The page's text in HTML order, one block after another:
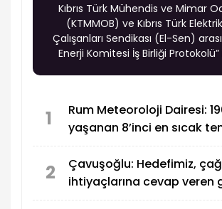
Kıbrıs Türk Mühendis ve Mimar
(KTMMOB) ve Kıbrıs Türk
Çalışanları Sendikası (El-Sen)
Enerji Komitesi İş Birliği Protokolü”
1
Rum Meteoroloji Dairesi:
yaşanan 8’inci en sıcak
2
Çavuşoğlu: Hedefimiz,
ihtiyaçlarına cevap veren